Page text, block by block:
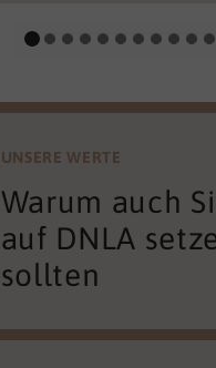
UNSERE WERTE
Warum auch
auf DNLA
sollten